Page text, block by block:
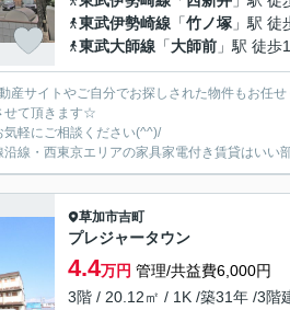
東武伊勢崎線 「竹ノ塚 」駅 徒
東武大師線 「大師前 」駅 徒歩
産サイトやご自分でお探しされた物件もお任せ
せて頂きます☆
軽にご相談ください(^^)/
沿線・西東京エリアの家具家電付き賃貸はいい
草加市吉町
プレジャータウン
4.4万円 管理/共益費6,000円
3階 / 20.12㎡ / 1K /築31年 /3階